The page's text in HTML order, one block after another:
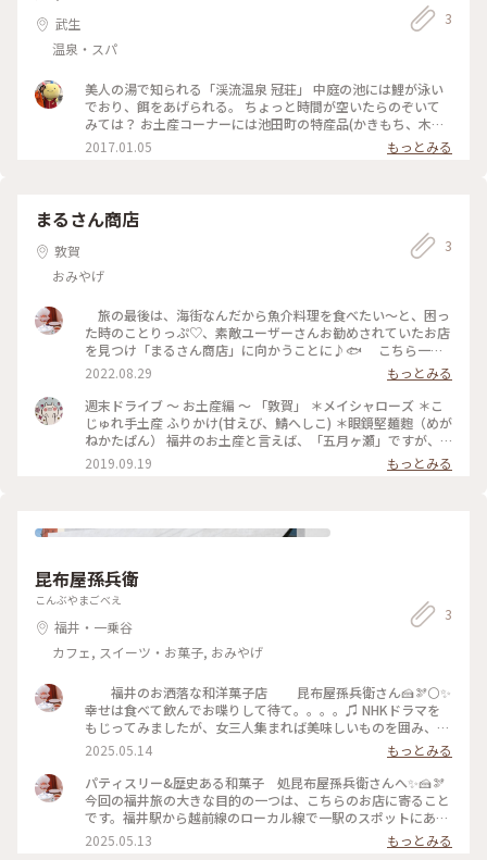
武生
温泉・スパ
3
美人の湯で知られる「渓流温泉 冠荘」 中庭の池には鯉が泳い
でおり、餌をあげられる。 ちょっと時間が空いたらのぞいて
みては？ お土産コーナーには池田町の特産品(かきもち、木工
品など)がズラリ✨ #泊まるを楽しむ#温泉#美人
2017.01.05 もっとみる
まるさん商店
敦賀
おみやげ
3
旅の最後は、海街なんだから魚介料理を食べたい〜と、困っ
た時のことりっぷ♡、素敵ユーザーさんお勧めされていたお店
を見つけ「まるさん商店」に向かうことに♪🐟 こちら一人
分なんです〜♪ 氷の桶に沢山の新鮮なお刺身の定食で、リー
ズナブル過ぎる〜✨✨ コリっと歯応えの良いお刺身に、暑さ
で食欲減退のこの日でしたが、一気に回復？ 福井らしい
物。。。お揚げの大きく分厚い焼いたものもテレビで観ていた
ので追加です。 表面パリッ、中はじゅわ～っと柚子胡椒など
で楽しみました。 猿田彦神社で見た狛犬、お口の中が真っ
赤で、迫力満点💦👄 醒ヶ井地蔵川沿いにあった、地元の主
#新鮮な魚介料理#早めの夕食#今度は蟹も食べに来たい#お得
い海#綺麗#mg#猿田彦神社#敦賀散歩#Myことりっぷ#私のこ
とりっぷ2022
2022.08.29
もっとみる
週末ドライブ 〜 お土産編 〜 「敦賀」 ＊メイシャローズ ＊こ
じゅれ手土産 ふりかけ(甘えび、鯖へしこ) ＊眼鏡堅麺麭（めが
ねかたぱん） 福井のお土産と言えば、「五月ヶ瀬」ですが、
今回は軽い食感の「メイシャローズ」を買いました。 ピーナ
ッツ、ココナッツ、カシューナッツ、アーモンドを生地の中に
2019.09.19 もっとみる
昆布屋孫兵衛
こんぶやまごべえ
福井・一乗谷
カフェ, スイーツ・お菓子, おみやげ
3
福井のお洒落な和洋菓子店 昆布屋孫兵衛さん🍰🫘⚪️✨
幸せは食べて飲んでお喋りして待て。。。。♫ NHKドラマを
もじってみましたが、女三人集まれば美味しいものを囲み、お
喋りしていれば、それだけで幸せになりますね。 少し小さめ
に、多種楽しめるように作られているお菓子達✨ 青山のUN
GRAINさんも、更に小さな一口サイズのミニャルディースが美
しいかったので、3つずつ各々選びました。 1番感動の美味し
かったのは、珍しくまともにカット出来たKIKU✨ フランボワ
ーズとライチの2層のムースに、福井産の完熟梅とジャスミン
クリームのケーキ🩷 滑らかでとろけていく美味しさで、もっ
2025.05.14
もっとみる
パティスリー&歴史ある和菓子 処昆布屋孫兵衛さんへ✨🍰🫘
今回の福井旅の大きな目的の一つは、こちらのお店に寄ること
です。福井駅から越前線のローカル線で一駅のスポットにあり
ます。 こちらは私の大好きだったスイーツを創り出す天才と呼
ばれたパティシエさん（青山骨董通りにあるパティスリーの
2025.05.13 もっとみる